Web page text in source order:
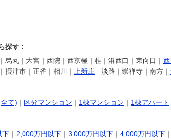
探す :
烏丸｜大宮｜西院｜西京極｜桂｜洛西口｜東向日｜ 西
摂津市｜正雀｜相川｜
上新庄 ｜淡路｜崇禅寺｜南方｜
て) ｜ 区分マンション ｜ 1棟マンション ｜ 1棟アパート
下 ｜ 2,000万円以下 ｜ 3,000万円以下 ｜ 4,000万円以下 ｜